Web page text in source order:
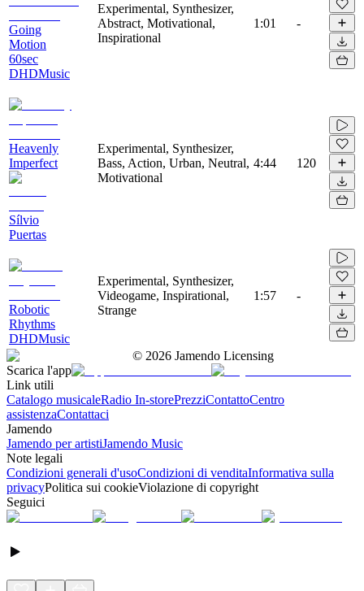
Going
Motion
60sec
DHDMusic
Experimental, Synthesizer,
Abstract, Motivational,
Inspirational
1:01 -
Heavenly
Imperfect
Sílvio
Puertas
Experimental, Synthesizer,
Bass, Action, Urban, Neutral,
Motivational
4:44 120
Robotic
Rhythms
DHDMusic
Experimental, Synthesizer,
Videogame, Inspirational,
Strange
1:57 -
© 2026 Jamendo Licensing
Scarica l'app
Link utili
Catalogo musicaleRadio In-storePrezziContattoCentro
assistenzaContattaci
Jamendo
Jamendo per artistiJamendo Music
Note legali
Condizioni generali d'usoCondizioni di venditaInformativa sulla
privacyPolitica sui cookieViolazione di copyright
Seguici